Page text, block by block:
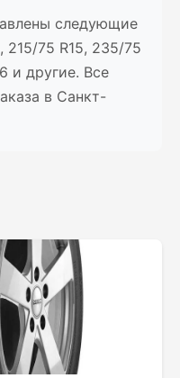
следующие
75 R15, 235/75
и другие. Все
в Санкт-